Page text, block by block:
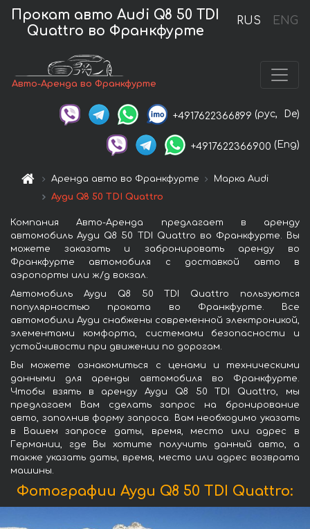
RUS ENG
Прокат авто Audi Q8 50 TDI
Quattro во Франкфурте
Авто-Аренда во Франкфурте
+4917622366899 (рус, De)
+4917622366900 (Eng)
Аренда авто во Франкфурте
Марка Audi
Ауди Q8 50 TDI Quattro
Компания Авто-Аренда предлагает в аренду
автомобиль Ауди Q8 50 TDI Quattro во Франкфурте. Вы
можете заказать и забронировать аренду во
Франкфурте автомобиля с доставкой авто в
аэропорты или ж/д вокзал.
Автомобиль Ауди Q8 50 TDI Quattro пользуются
популярностью проката во Франкфурте. Все
автомобили Ауди снабжены современной электроникой,
элементами комфорта, системами безопасности и
устойчивости при движении по дорогам.
Вы можете ознакомиться с ценами и техническими
данными для аренды автомобиля во Франкфурте.
Чтобы взять в аренду Ауди Q8 50 TDI Quattro, мы
предлагаем Вам сделать запрос на бронирование
авто, заполнив форму запроса. Вам необходимо указать
в Вашем запросе даты, время, место или адрес в
Германии, где Вы хотите получить данный авто, а
также указать даты, время, место или адрес возврата
машины.
Фотографии Ауди Q8 50 TDI Quattro: